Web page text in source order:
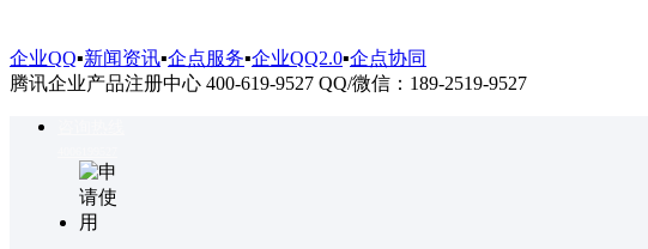
企业QQ▪新闻资讯▪企点服务▪企业QQ2.0▪企点协同
腾讯企业产品注册中心 400-619-9527 QQ/微信：189-2519-9527